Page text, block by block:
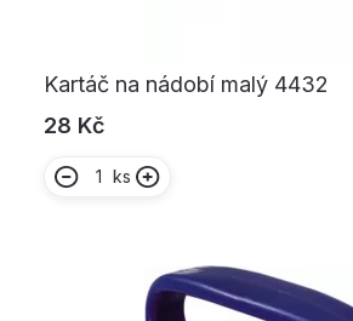
Kartáč na nádobí malý 4432
28 Kč
ks